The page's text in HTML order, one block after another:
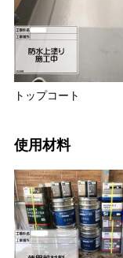
トップコート
使用材料